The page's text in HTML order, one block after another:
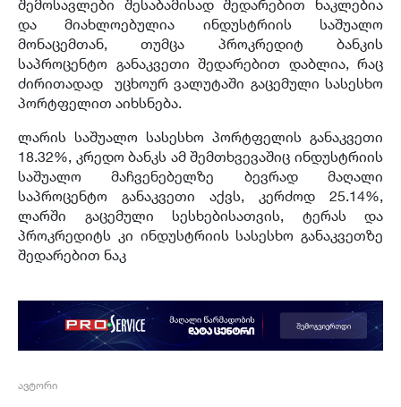
შემოსავლები შესაბამისად შედარებით ნაკლებია
და მიახლოებულია ინდუსტრიის საშუალო
მონაცემთან, თუმცა პროკრედიტ ბანკის
საპროცენტო განაკვეთი შედარებით დაბლია, რაც
ძირითადად უცხოურ ვალუტაში გაცემული სასესხო
პორტფელით აიხსნება.
ლარის საშუალო სასესხო პორტფელის განაკვეთი
18.32%, კრედო ბანკს ამ შემთხვევაშიც ინდუსტრიის
საშუალო მაჩვენებელზე ბევრად მაღალი
საპროცენტო განაკვეთი აქვს, კერძოდ 25.14%,
ლარში გაცემული სესხებისათვის, ტერას და
პროკრედიტს კი ინდუსტრიის სასესხო განაკვეთზე
შედარებით ნაკ
ავტორი